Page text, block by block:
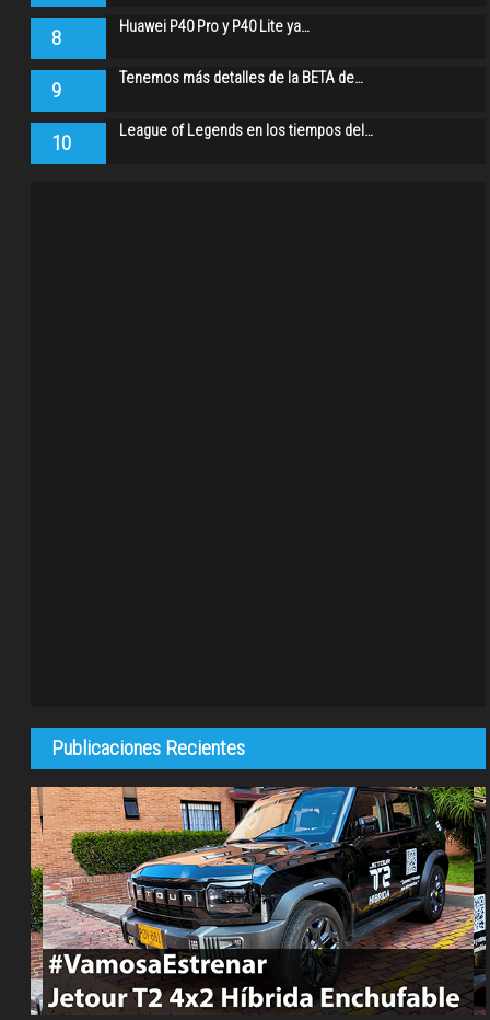
8 Huawei P40 Pro y P40 Lite ya…
9 Tenemos más detalles de la BETA de…
10 League of Legends en los tiempos del…
Publicaciones Recientes